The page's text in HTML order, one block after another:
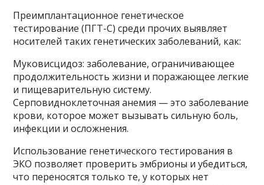
Преимплантационное генетическое
тестирование (ПГТ-С) среди прочих выявляет
носителей таких генетических заболеваний, как:
Муковисцидоз: заболевание, ограничивающее
продолжительность жизни и поражающее легкие
и пищеварительную систему.
Серповидноклеточная анемия — это заболевание
крови, которое может вызывать сильную боль,
инфекции и осложнения.
Использование генетического тестирования в
ЭКО позволяет проверить эмбрионы и убедиться,
что переносятся только те, у которых нет